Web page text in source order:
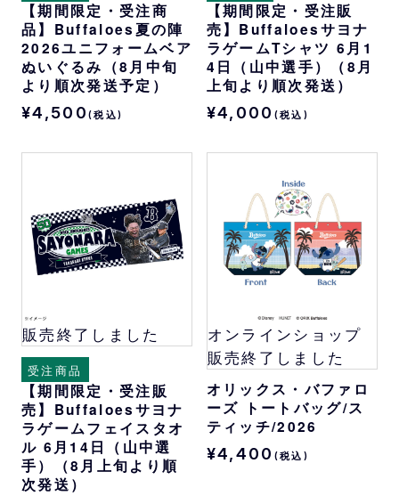
【期間限定・受注商
品】Buffaloes夏の陣
2026ユニフォームベア
ぬいぐるみ（8月中旬
より順次発送予定）
¥4,500 (税込)
【期間限定・受注販
売】Buffaloesサヨナ
ラゲームTシャツ 6月1
4日（山中選手）（8月
上旬より順次発送）
¥4,000 (税込)
販売終了しました
受注商品
【期間限定・受注販
売】Buffaloesサヨナ
ラゲームフェイスタオ
ル 6月14日（山中選
手）（8月上旬より順
次発送）
オンラインショップ
販売終了しました
オリックス・バファロ
ーズ トートバッグ/ス
ティッチ/2026
¥4,400 (税込)